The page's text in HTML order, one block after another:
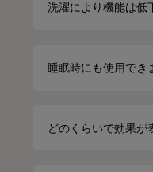
洗濯により機能は低
睡眠時にも使用でき
どのくらいで効果が